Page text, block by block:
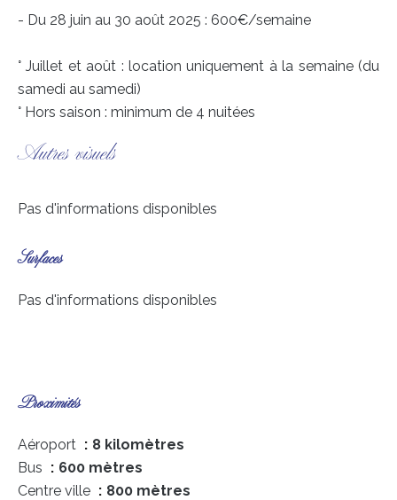
- Du 28 juin au 30 août 2025 : 600€/semaine
° Juillet et août : location uniquement à la semaine (du
samedi au samedi)
° Hors saison : minimum de 4 nuitées
Autres visuels
Pas d'informations disponibles
Surfaces
Pas d'informations disponibles
Proximités
Aéroport
8 kilomètres
Bus
600 mètres
Centre ville
800 mètres